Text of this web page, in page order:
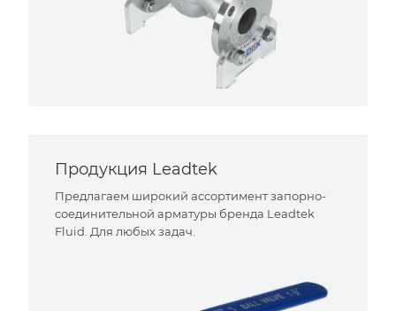
Продукция Leadtek
Предлагаем широкий ассортимент запорно-
соединительной арматуры бренда Leadtek
Fluid. Для любых задач.